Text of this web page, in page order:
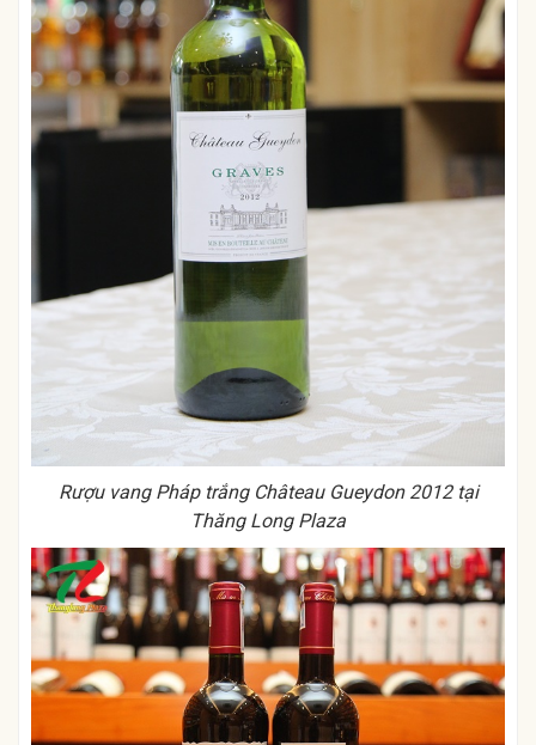
Rượu vang Pháp trắng Château Gueydon 2012 tại
Thăng Long Plaza